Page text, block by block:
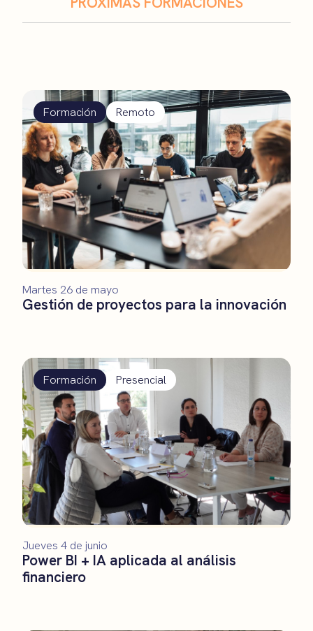
Formación Remoto
Gestión de proyectos para la innovación
Martes 26 de mayo
Formación Presencial
Power BI + IA aplicada al análisis
financiero
Jueves 4 de junio